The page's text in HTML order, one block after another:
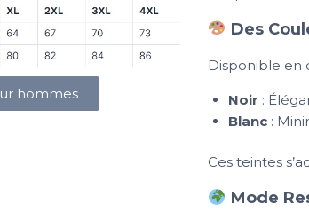
hommes
Des
Disponible en
Noir :
Blanc:
Ces teintes
Mode